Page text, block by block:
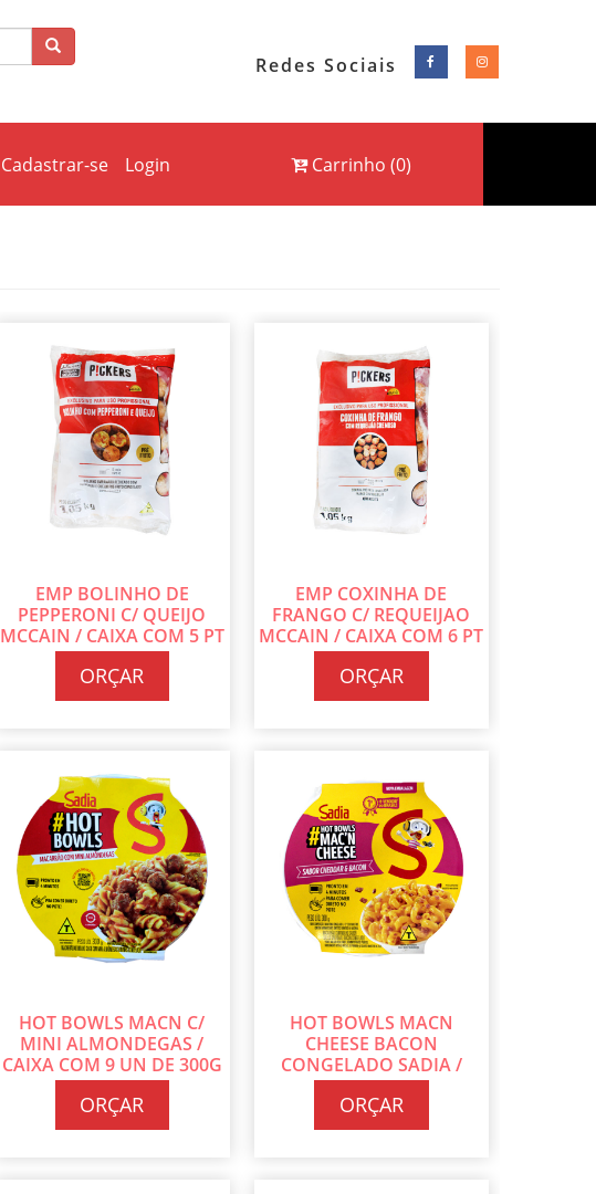
Redes Sociais
Carrinho (0)
Cadastrar-se Login
EMP BOLINHO DE
PEPPERONI C/ QUEIJO
MCCAIN / CAIXA COM 5 PT
DE 1,05 KG CADA
ORÇAR
EMP COXINHA DE
FRANGO C/ REQUEIJAO
MCCAIN / CAIXA COM 6 PT
DE 1,05 KG CADA
ORÇAR
HOT BOWLS MACN C/
MINI ALMONDEGAS /
CAIXA COM 9 UN DE 300G
CADA
ORÇAR
HOT BOWLS MACN
CHEESE BACON
CONGELADO SADIA /
CAIXA COM 9 UN DE 300G
CADA
ORÇAR